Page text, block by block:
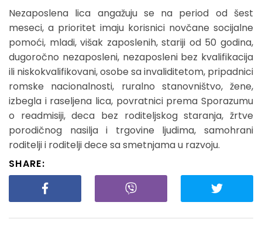
Nezaposlena lica angažuju se na period od šest
meseci, a prioritet imaju korisnici novčane socijalne
pomoći, mladi, višak zaposlenih, stariji od 50 godina,
dugoročno nezaposleni, nezaposleni bez kvalifikacija
ili niskokvalifikovani, osobe sa invaliditetom, pripadnici
romske nacionalnosti, ruralno stanovništvo, žene,
izbegla i raseljena lica, povratnici prema Sporazumu
o readmisiji, deca bez roditeljskog staranja, žrtve
porodičnog nasilja i trgovine ljudima, samohrani
roditelji i roditelji dece sa smetnjama u razvoju.
SHARE: